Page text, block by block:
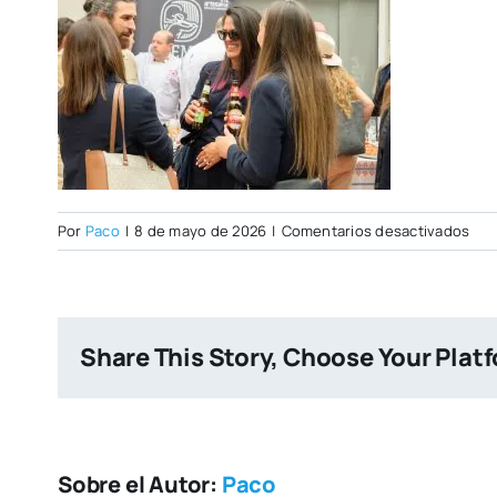
Por Paco | 8 de mayo de 2026 | Comentarios desactivadosen
Share This Story, Choose Your
Sobre el Autor: Paco